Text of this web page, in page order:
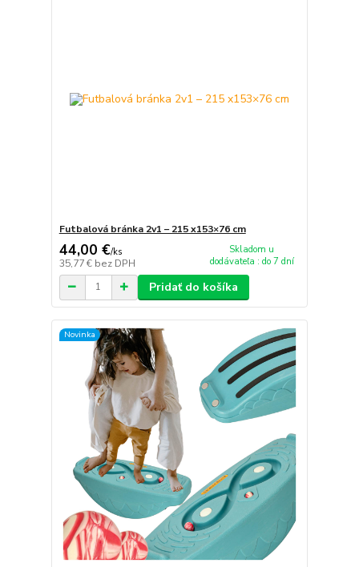
Futbalová bránka 2v1 – 215 x153×76 cm
44,00 €/ks
35,77 € bez DPH
Skladom u
dodávateľa : do 7 dní
Pridať do košíka
Novinka